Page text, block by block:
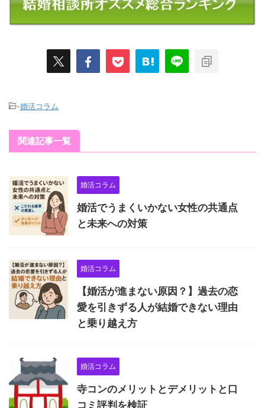
-婚活コラム
関連記事一覧
婚活コラム
婚活でうまくいかない女性の共通点
と未来への対策
婚活コラム
【婚活が進まない原因？】過去の恋
愛を引きずる人が結婚できない理由
と乗り越え方
婚活コラム
寺コンのメリットとデメリットと口
コミ評判を検証